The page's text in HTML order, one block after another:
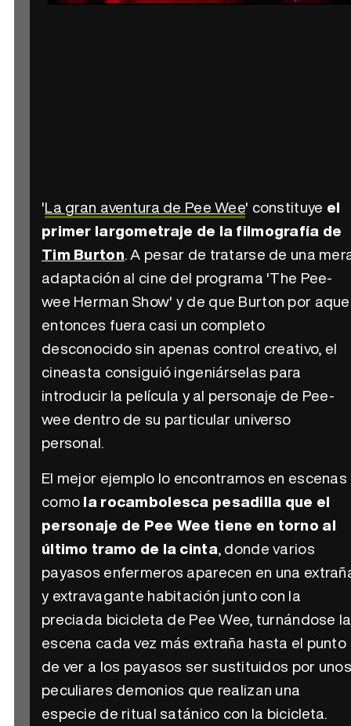
'La gran aventura de Pee Wee' constituye el
primer largometraje de la filmografía de
Tim Burton. A pesar de tratarse de una
adaptación al cine del programa 'The Pee-
wee Herman Show' y de que Burton por
entonces fuera casi un completo
desconocido sin apenas control creativo, el
cineasta consiguió ingeniárselas para
introducir la película y al personaje de Pee-
wee dentro de su particular universo
personal.
El mejor ejemplo lo encontramos en escenas
comola rocambolesca pesadilla que el
personaje de Pee Wee tiene en torno al
último tramo de la cinta, donde varios
payasos enfermeros aparecen en una
y extravagante habitación junto con la
preciada bicicleta de Pee Wee, turnándose la
escena cada vez más extraña hasta el punto
de ver a los payasos ser sustituidos por unos
peculiares demonios que realizan una
especie de ritual satánico con la bicicleta.